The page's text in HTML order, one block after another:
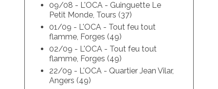
09/08 - L'OCA - Guinguette Le
Petit Monde, Tours (37)
01/09 - L'OCA - Tout feu tout
flamme, Forges (49)
02/09 - L'OCA - Tout feu tout
flamme, Forges (49)
22/09 - L'OCA - Quartier Jean Vilar,
Angers (49)